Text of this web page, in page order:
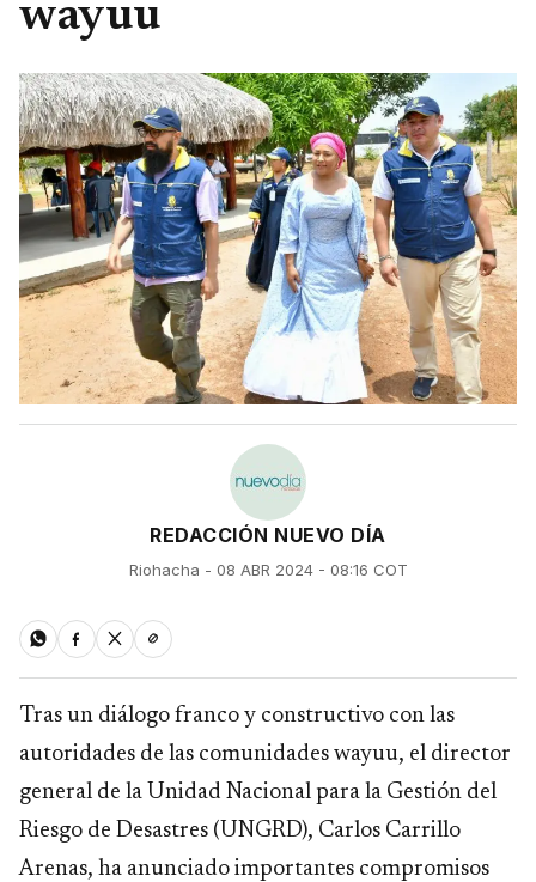
wayuu
REDACCIÓN NUEVO DÍA
Riohacha - 08 ABR 2024 - 08:16 COT
Tras un diálogo franco y constructivo con las
autoridades de las comunidades wayuu, el director
general de la Unidad Nacional para la Gestión del
Riesgo de Desastres (UNGRD), Carlos Carrillo
Arenas, ha anunciado importantes compromisos